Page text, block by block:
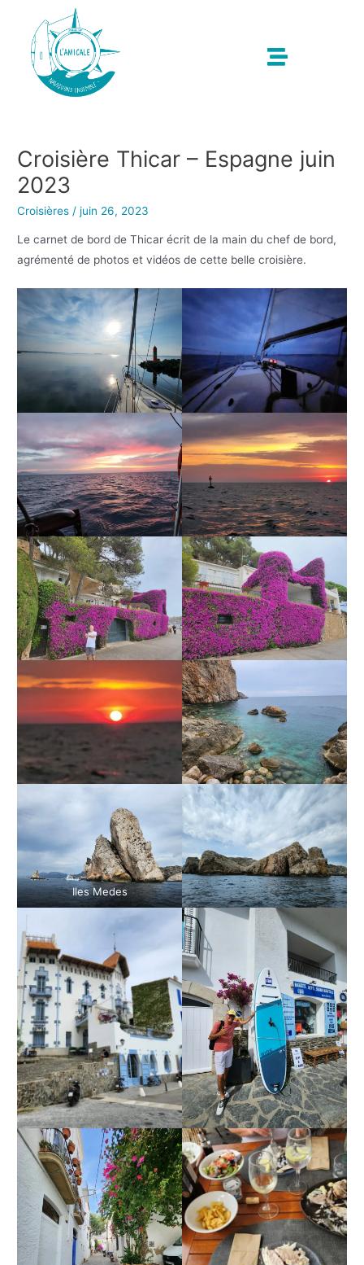
Croisière Thicar – Espagne juin
2023
Croisières /juin 26, 2023
Le carnet de bord de Thicar écrit de la main du chef de bord,
agrémenté de photos et vidéos de cette belle croisière.
Iles Medes